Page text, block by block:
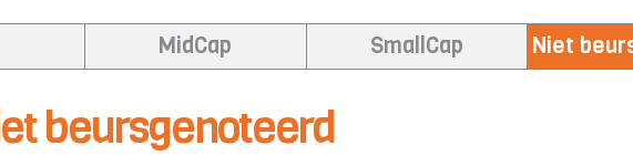
MidCap SmallCap Niet
beursgenoteerd